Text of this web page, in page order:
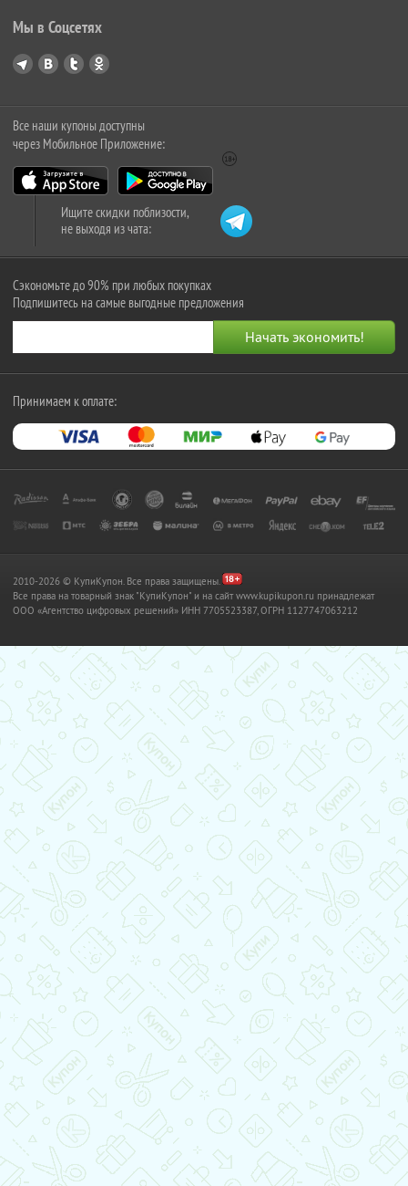
Мы в Соцсетях
Все наши купоны доступны
через Мобильное Приложение:
Ищите скидки поблизости,
не выходя из чата:
Сэкономьте до 90% при любых покупках
Подпишитесь на самые выгодные предложения
Принимаем к оплате:
2010-2026 © КупиКупон. Все права защищены.
Все права на товарный знак "КупиКупон" и на сайт www.kupikupon.ru принадлежат
OOO «Агентство цифровых решений» ИНН 7705523387, ОГРН 1127747063212